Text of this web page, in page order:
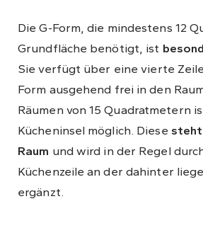
Die G-Form, die mindestens 12
Grundfläche benötigt, ist
Sie verfügt über eine vierte
Form ausgehend frei in den
Räumen von 15 Quadratmetern
Kücheninsel möglich. Diese
Raum und wird in der Regel
Küchenzeile an der dahinter
ergänzt.